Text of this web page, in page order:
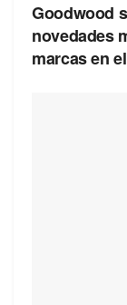
Goodwood
novedades
marcas en